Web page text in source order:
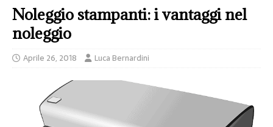
Noleggio stampanti: i vantaggi nel
noleggio
Aprile 26, 2018 Luca Bernardini